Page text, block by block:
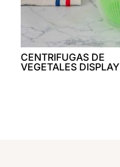
CENTRIFUGAS DE
VEGETALES DISPLAY